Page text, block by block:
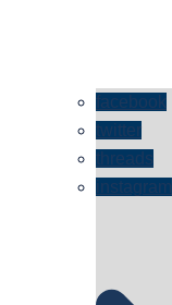
facebook
twitter
threads
instagram